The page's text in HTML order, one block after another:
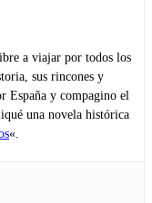
a viajar por todos los
sus rincones y
España y compagino el
una novela histórica
«.